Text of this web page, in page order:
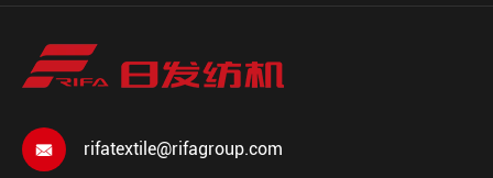
 rifatextile@rifagroup.com